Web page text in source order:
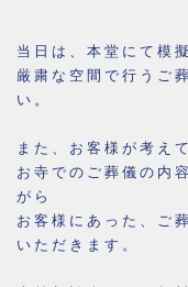
当日は、本堂にて模
厳粛な空間で行うご
い。
また、お客様が考え
お寺でのご葬儀の内
がら
お客様にあった、ご
いただきます。